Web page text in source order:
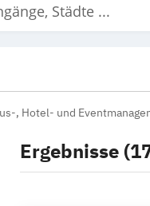
, Hotel- und
Ergebnisse